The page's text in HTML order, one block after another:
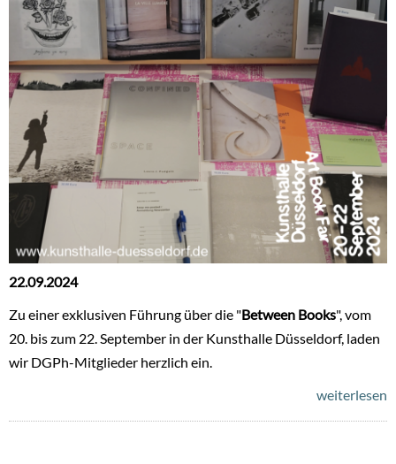
22.09.2024
Zu einer exklusiven Führung über die "Between Books", vom
20. bis zum 22. September in der Kunsthalle Düsseldorf, laden
wir DGPh-Mitglieder herzlich ein.
weiterlesen